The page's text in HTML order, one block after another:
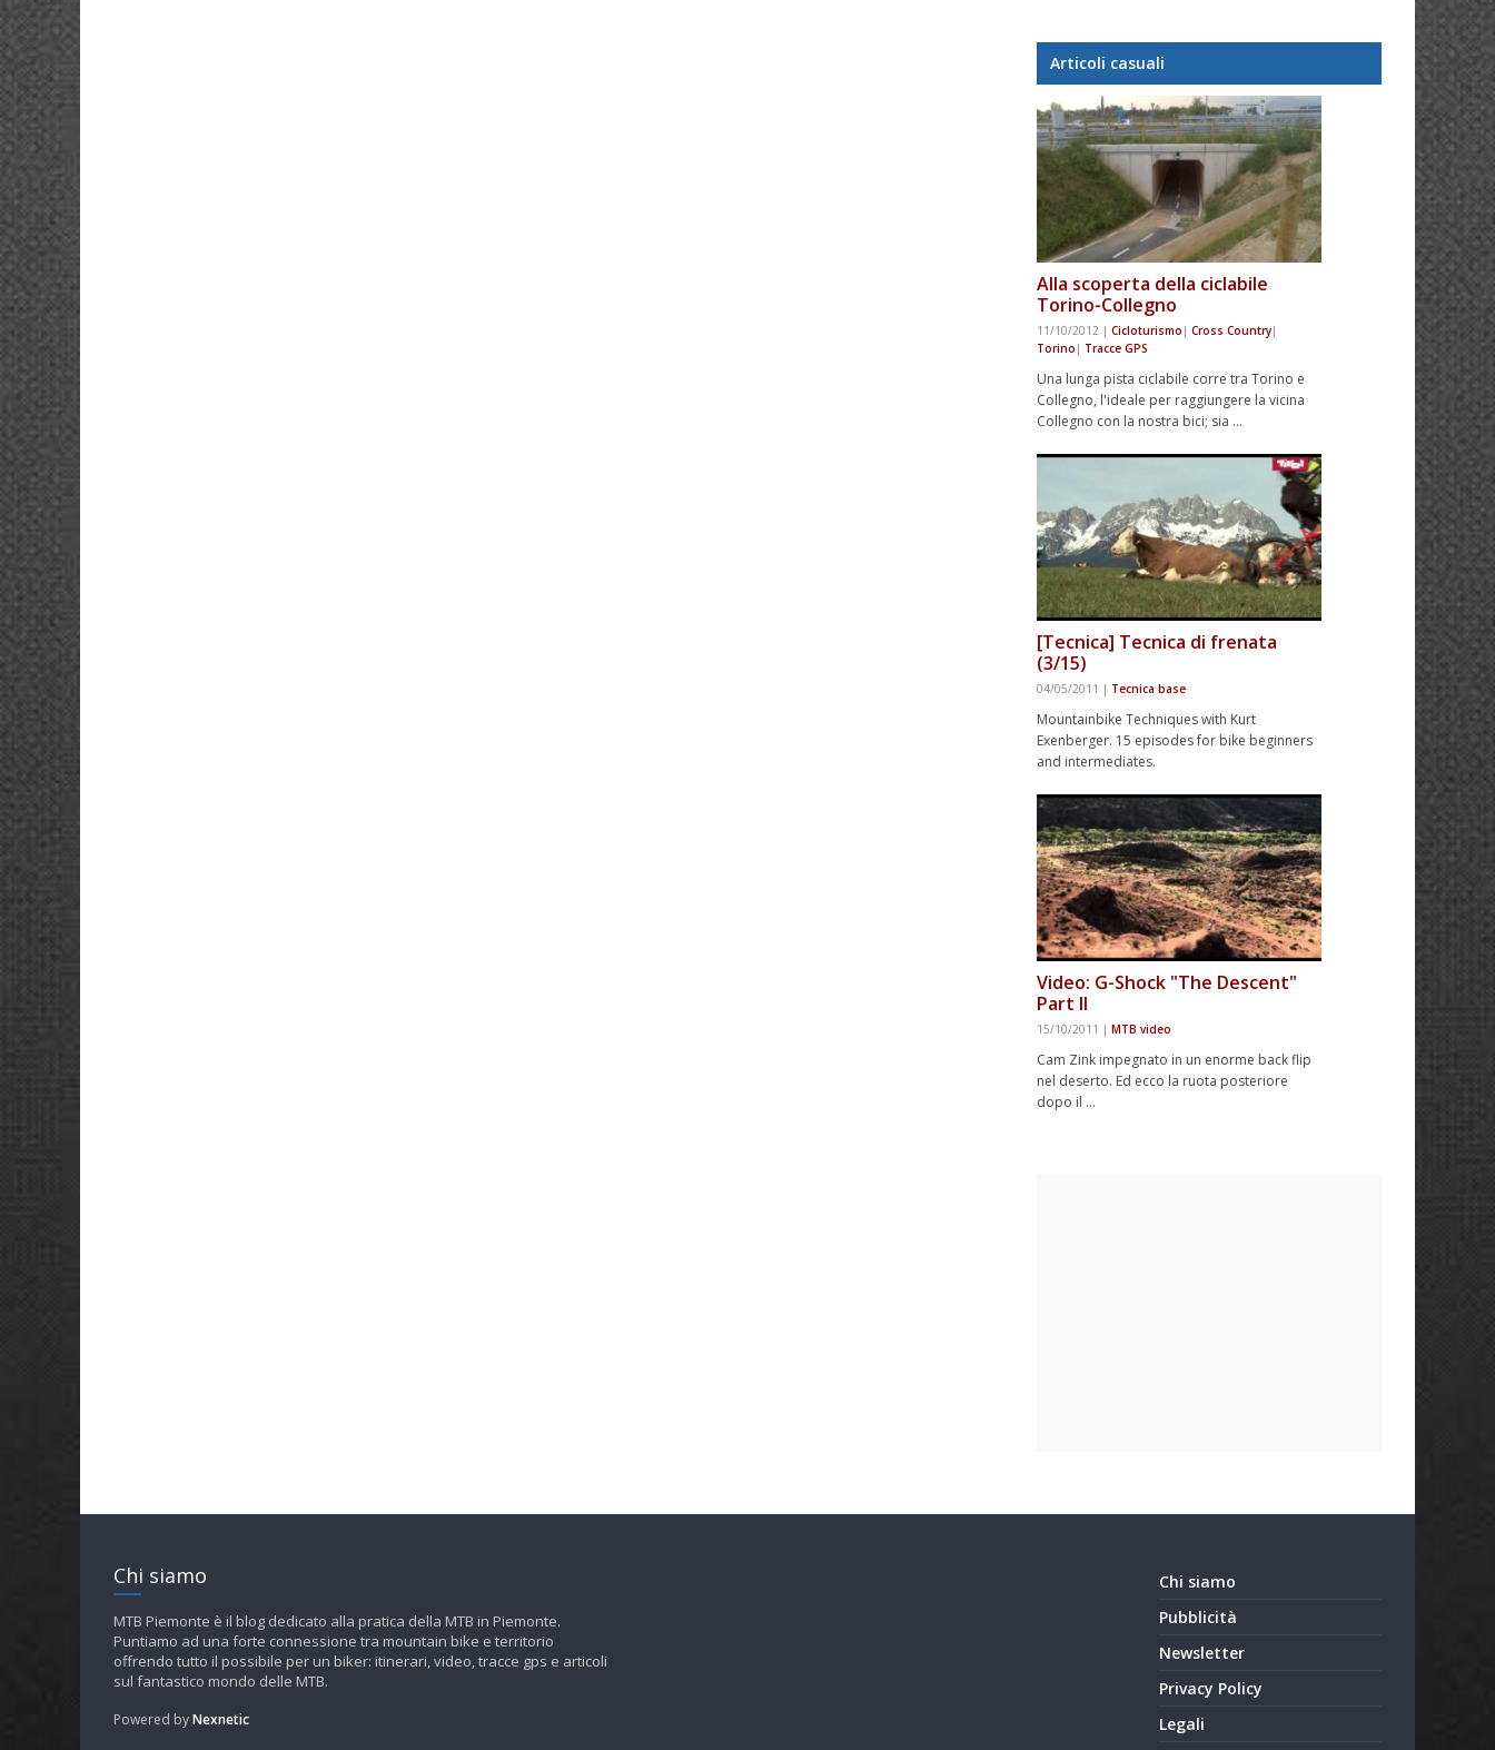
Articoli casuali
Alla scoperta della ciclabile
Torino-Collegno
11/10/2012 | Cicloturismo | Cross Country|
Torino | Tracce GPS
Una lunga pista ciclabile corre tra Torino e
Collegno, l'ideale per raggiungere la vicina
Collegno con la nostra bici; sia …
[Tecnica] Tecnica di frenata
(3/15)
04/05/2011 | Tecnica base
Mountainbike Techniques with Kurt
Exenberger. 15 episodes for bike beginners
and intermediates.
Video: G-Shock "The Descent"
Part II
15/10/2011 | MTB video
Cam Zink impegnato in un enorme back flip
nel deserto. Ed ecco la ruota posteriore
dopo il …
Chi siamo
MTB Piemonte è il blog dedicato alla pratica della MTB in Piemonte.
Puntiamo ad una forte connessione tra mountain bike e territorio
offrendo tutto il possibile per un biker: itinerari, video, tracce gps e articoli
sul fantastico mondo delle MTB.
Powered byNexnetic
Chi siamo
Pubblicità
Newsletter
Privacy Policy
Legali